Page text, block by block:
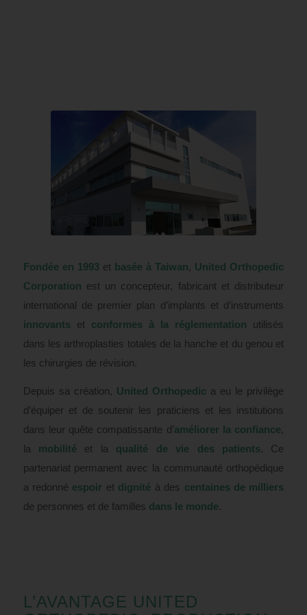
Fondée en 1993et ​​ basée à Taiwan, United Orthopedic
Corporation est un concepteur, fabricant et distributeur
international de premier plan d’implants et d’instruments
innovantset conformes à la réglementation utilisés
dans les arthroplasties totales de la hanche et du genou et
les chirurgies de révision.
Depuis sa création, United Orthopedic a eu le privilège
d’équiper et de soutenir les praticiens et les institutions
dans leur quête compatissante d’améliorer la confiance,
la mobilité et la qualité de vie des patients. Ce
partenariat permanent avec la communauté orthopédique
a redonné espoir et dignité à des centaines de milliers
de personnes et de familles dans le monde.
L’AVANTAGE UNITED